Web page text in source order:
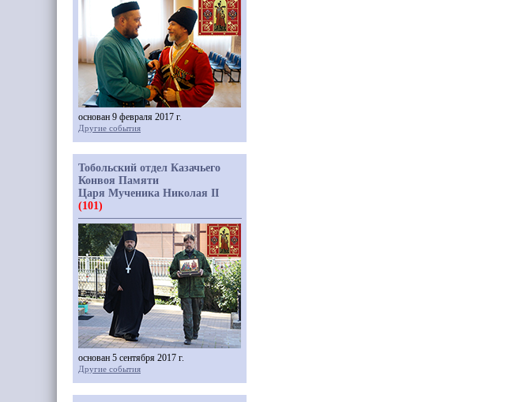
основан 9 февраля 2017 г.
Другие события
Тобольский отдел Казачьего
Конвоя Памяти
Царя Мученика Николая II
(101)
основан 5 сентября 2017 г.
Другие события